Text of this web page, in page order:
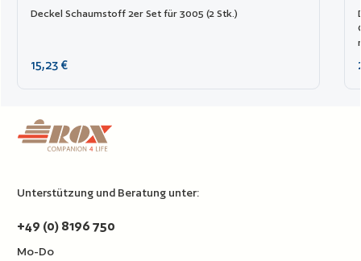
Deckel Schaumstoff 2er Set für 3005 (2 Stk.)
Regulärer Preis:
15,23 €
Unterstützung und Beratung unter:
+49 (0) 8196 750
Mo-Do